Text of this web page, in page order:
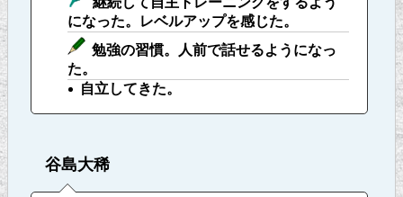
になった。レベルアップを感じた。
勉強の習慣。人前で話せるようになっ
た。
自立してきた。
谷島大稀